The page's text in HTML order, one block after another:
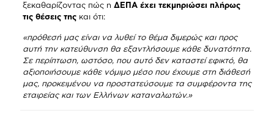
ξεκαθαρίζοντας πώς η ΔΕΠΑ έχει τεκμηριώσει πλήρως
τις θέσεις τηςκαι ότι:
«πρόθεσή μας είναι να λυθεί το θέμα διμερώς και προς
αυτή την κατεύθυνση θα εξαντλήσουμε κάθε δυνατότητα.
Σε περίπτωση, ωστόσο, που αυτό δεν καταστεί εφικτό, θα
αξιοποιήσουμε κάθε νόμιμο μέσο που έχουμε στη διάθεσή
μας, προκειμένου να προστατεύσουμε τα συμφέροντα της
εταιρείας και των Ελλήνων καταναλωτών.»